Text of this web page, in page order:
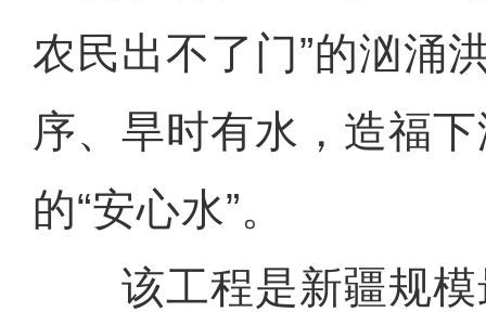
农民出不了门”的汹涌
序、旱时有水，造福
的“安心水”。
该工程是新疆规模